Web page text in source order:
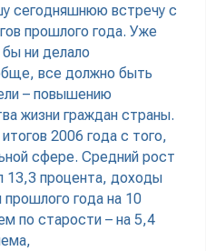
сегодняшнюю встречу с
прошлого года. Уже
ни делало
все должно быть
– повышению
жизни граждан страны.
2006 года с того,
сфере. Средний рост
13,3 процента, доходы
года на 10
по старости – на 5,4